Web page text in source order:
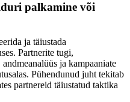
palkamine või
ja täiustada
Partnerite tugi,
ja kampaaniate
Pühendunud juht tekitab
partnereid täiustatud taktika